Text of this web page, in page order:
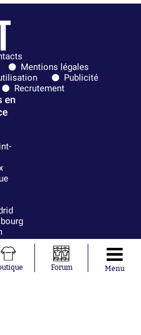
Mentions légales
Publicité
Recrutement
en
Forum Menu